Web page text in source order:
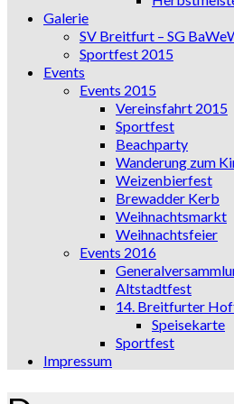
Galerie
SV Breitfurt – SG
Sportfest 2015
Events
Events 2015
Vereinsfahrt 2015
Sportfest
Beachparty
Wanderung zum
Weizenbierfest
Brewadder Kerb
Weihnachtsmarkt
Weihnachtsfeier
Events 2016
Altstadtfest
14. Breitfurter
Speisekarte
Sportfest
Impressum